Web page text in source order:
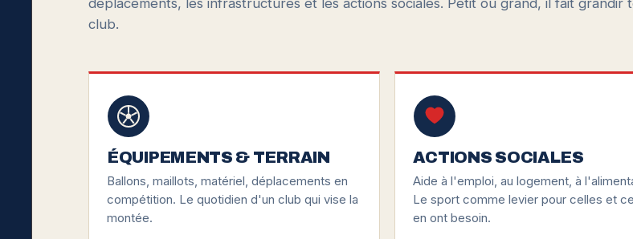
déplacements, les infrastructures et les actions sociales. Petit ou grand, il fait grandir
club.
ÉQUIPEMENTS & TERRAIN
Ballons, maillots, matériel, déplacements en
compétition. Le quotidien d'un club qui vise la
montée.
ACTIONS SOCIALES
Aide à l'emploi, au logement, à
Le sport comme levier pour celles et
en ont besoin.